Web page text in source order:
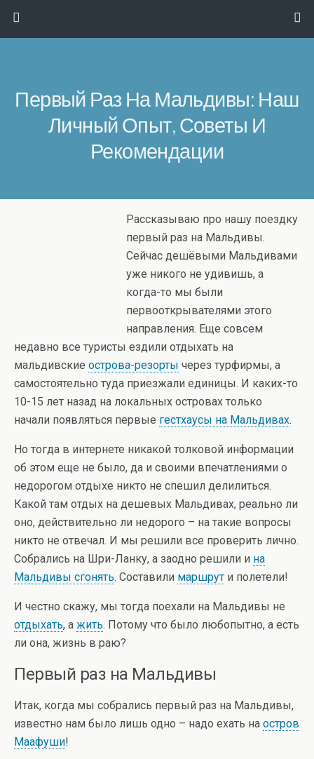
Первый Раз На Мальдивы: Наш
Личный Опыт, Советы И
Рекомендации
Рассказываю про нашу поездку
первый раз на Мальдивы.
Сейчас дешёвыми Мальдивами
уже никого не удивишь, а
когда-то мы были
первооткрывателями этого
направления. Еще совсем
недавно все туристы ездили отдыхать на
мальдивские острова-резорты через турфирмы, а
самостоятельно туда приезжали единицы. И каких-то
10-15 лет назад на локальных островах только
начали появляться первые гестхаусы на Мальдивах.
Но тогда в интернете никакой толковой информации
об этом еще не было, да и своими впечатлениями о
недорогом отдыхе никто не спешил делилиться.
Какой там отдых на дешевых Мальдивах, реально ли
оно, действительно ли недорого – на такие вопросы
никто не отвечал. И мы решили все проверить лично.
Собрались на Шри-Ланку, а заодно решили и на
Мальдивы сгонять. Составили маршрут и полетели!
И честно скажу, мы тогда поехали на Мальдивы не
отдыхать, а жить. Потому что было любопытно, а есть
ли она, жизнь в раю?
Первый раз на Мальдивы
Итак, когда мы собрались первый раз на Мальдивы,
известно нам было лишь одно – надо ехать на остров
Маафуши!